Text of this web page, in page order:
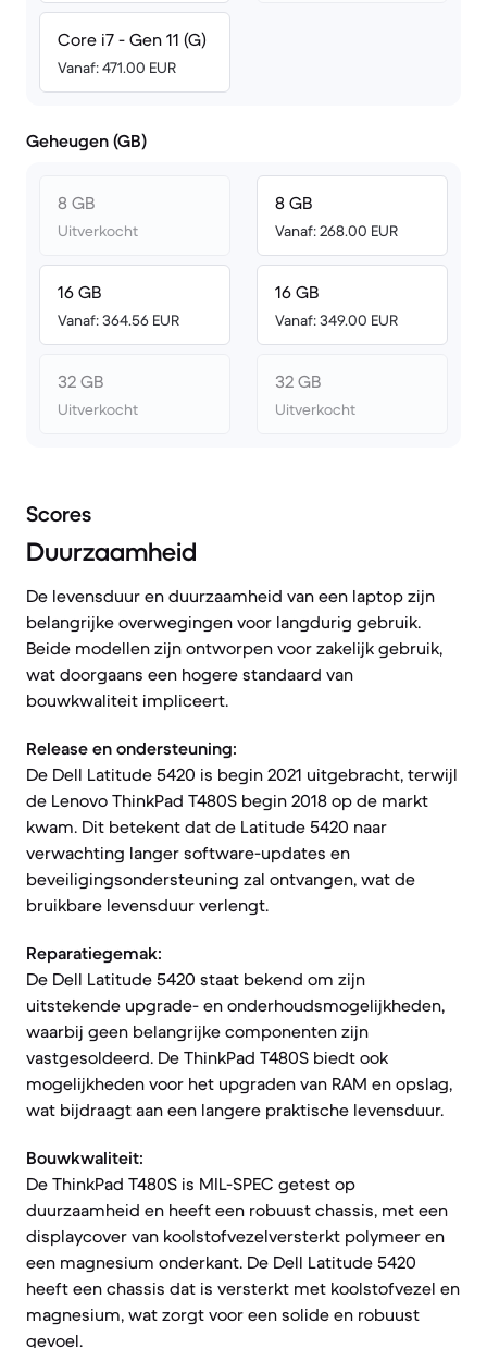
Core i7 - Gen 11 (G)
Vanaf: 471.00 EUR
Geheugen (GB)
8 GB
Uitverkocht
16 GB
Vanaf: 364.56 EUR
32 GB
Uitverkocht
8 GB
Vanaf: 268.00 EUR
16 GB
Vanaf: 349.00 EUR
32 GB
Uitverkocht
Scores
Duurzaamheid
De levensduur en duurzaamheid van een laptop zijn
belangrijke overwegingen voor langdurig gebruik.
Beide modellen zijn ontworpen voor zakelijk gebruik,
wat doorgaans een hogere standaard van
bouwkwaliteit impliceert.
Release en ondersteuning:
De Dell Latitude 5420 is begin 2021 uitgebracht, terwijl
de Lenovo ThinkPad T480S begin 2018 op de markt
kwam. Dit betekent dat de Latitude 5420 naar
verwachting langer software-updates en
beveiligingsondersteuning zal ontvangen, wat de
bruikbare levensduur verlengt.
Reparatiegemak:
De Dell Latitude 5420 staat bekend om zijn
uitstekende upgrade- en onderhoudsmogelijkheden,
waarbij geen belangrijke componenten zijn
vastgesoldeerd. De ThinkPad T480S biedt ook
mogelijkheden voor het upgraden van RAM en opslag,
wat bijdraagt aan een langere praktische levensduur.
Bouwkwaliteit:
De ThinkPad T480S is MIL-SPEC getest op
duurzaamheid en heeft een robuust chassis, met een
displaycover van koolstofvezelversterkt polymeer en
een magnesium onderkant. De Dell Latitude 5420
heeft een chassis dat is versterkt met koolstofvezel en
magnesium, wat zorgt voor een solide en robuust
gevoel.